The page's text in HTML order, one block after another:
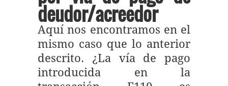
deudor/acreedor
Aquí nos encontramos en el
mismo caso que lo anterior
descrito. ¿La vía de pago
introducida en la